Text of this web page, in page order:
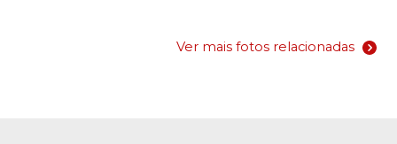
Ver mais fotos relacionadas